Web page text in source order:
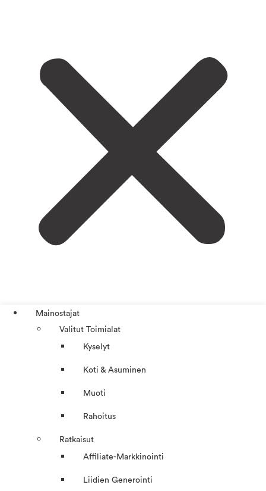
Mainostajat
Valitut Toimialat
Kyselyt
Koti & Asuminen
Muoti
Rahoitus
Ratkaisut
Affiliate-Markkinointi
Liidien Generointi